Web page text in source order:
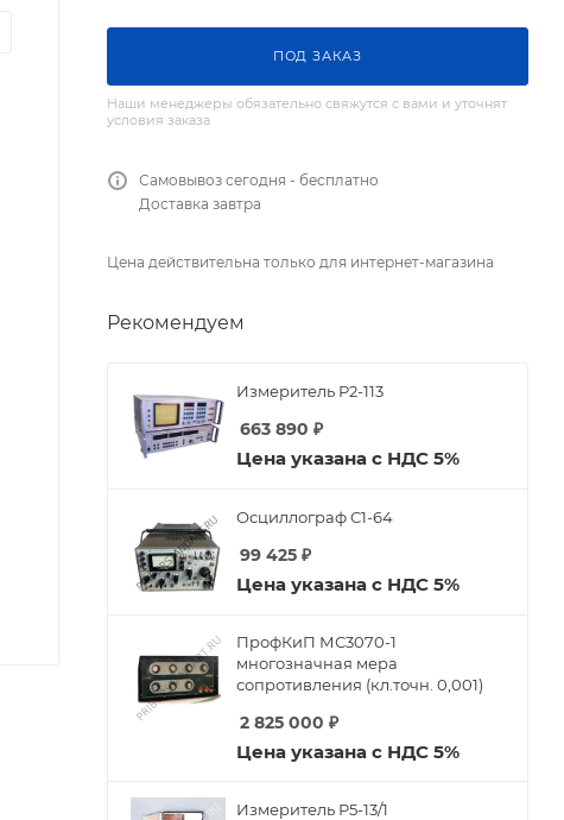
ПОД ЗАКАЗ
Наши менеджеры обязательно свяжутся с вами и уточнят
условия заказа
Самовывоз сегодня - бесплатно
Доставка завтра
Цена действительна только для интернет-магазина
Рекомендуем
Измеритель Р2-113
663 890 ₽
Цена указана с НДС 5%
Осциллограф С1-64
99 425 ₽
Цена указана с НДС 5%
ПрофКиП МС3070-1
многозначная мера
сопротивления (кл.точн. 0,001)
2 825 000 ₽
Цена указана с НДС 5%
Измеритель Р5-13/1